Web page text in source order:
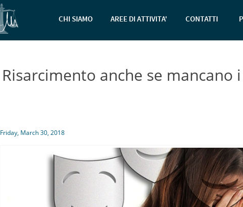
CHI SIAMO AREE DI ATTIVITA' CONTATTI
Risarcimento anche se
Friday, March 30, 2018